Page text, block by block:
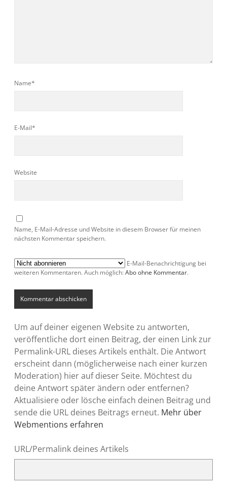
Name*
E-Mail*
Website
Name, E-Mail-Adresse und Website in diesem Browser für meinen
nächsten Kommentar speichern.
E-Mail-Benachrichtigung bei
weiteren Kommentaren. Auch möglich: Abo ohne Kommentar.
Um auf deiner eigenen Website zu antworten,
veröffentliche dort einen Beitrag, der einen Link zur
Permalink-URL dieses Artikels enthält. Die Antwort
erscheint dann (möglicherweise nach einer kurzen
Moderation) hier auf dieser Seite. Möchtest du
deine Antwort später ändern oder entfernen?
Aktualisiere oder lösche einfach deinen Beitrag und
sende die URL deines Beitrags erneut. Mehr über
Webmentions erfahren
URL/Permalink deines Artikels